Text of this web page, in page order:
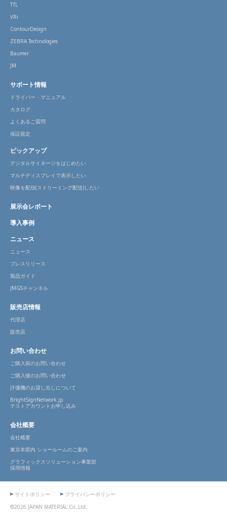
TTL
VRi
ContourDesign
ZEBRA Technologies
Baumer
JM
サポート情報
ドライバー・マニュアル
カタログ
よくあるご質問
保証規定
ピックアップ
デジタルサイネージをはじめたい
マルチディスプレイで表示したい
映像を配信(ストリーミング配信)したい
展示会レポート
導入事例
ニュース
ニュース
プレスリリース
製品ガイド
JMGSチャンネル
販売店情報
代理店
販売店
お問い合わせ
ご購入前のお問い合わせ
ご購入後のお問い合わせ
評価機のお貸し出しについて
BrightSignNetwork.jp
テストアカウントお申し込み
会社概要
会社概要
東京本部内 ショールームのご案内
グラフィックスソリューション事業部
採用情報
©2026 JAPAN MATERIAL Co.,Ltd.
サイトポリシー プライバシーポリシー